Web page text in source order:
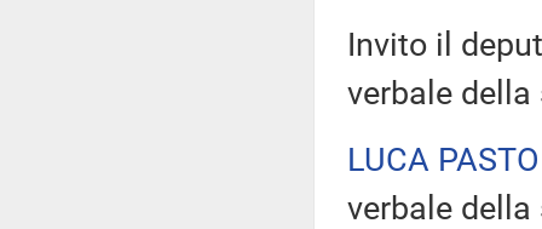
Invito il
verbale della
LUCA
verbale